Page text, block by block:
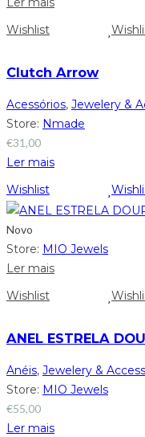
Wishlist
Clutch Arrow
Acessórios, Jewelery &
Store: Nmade
€31,00
Ler mais
Wishlist
Novo
Store: MIO Jewels
Ler mais
Wishlist
ANEL ESTRELA
Anéis, Jewelery &
Store: MIO Jewels
€55,00
Ler mais